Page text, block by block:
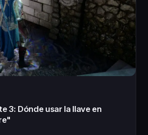
3: Dónde usar la llave en